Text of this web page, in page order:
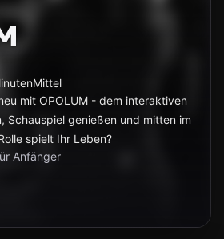
Mittel
mit OPOLUM - dem interaktiven
Schauspiel genießen und mitten im
spielt Ihr Leben?
Anfänger